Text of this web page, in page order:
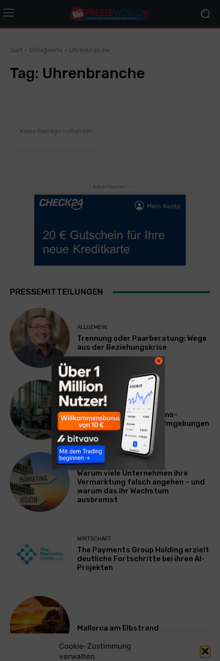
Cookie-Zustimmung
verwalten
Start Schlagworte Uhrenbranche
Tag: Uhrenbranche
Keine Beiträge vorhanden
- Advertisement -
PRESSEMITTEILUNGEN
ALLGEMEIN
Trennung oder Paarberatung: Wege
aus der Beziehungskrise
TECHNIK
SourcingBlox startet
CentaurNexus: Operations-
Plattform für Zscaler-Umgebungen
WERBUNG & MARKETING
Warum viele Unternehmen ihre
Vermarktung falsch angehen – und
warum das ihr Wachstum
ausbremst
WIRTSCHAFT
The Payments Group Holding erzielt
deutliche Fortschritte bei ihren AI-
Projekten
Mallorca am Elbstrand